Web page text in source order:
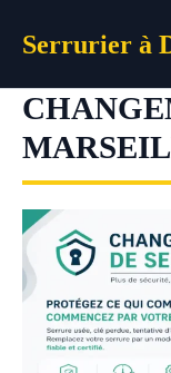
Serrurier à